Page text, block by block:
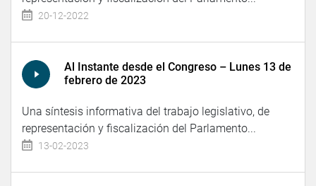
20-12-2022
Al Instante desde el Congreso – Lunes 13 de
febrero de 2023
Una síntesis informativa del trabajo legislativo, de
representación y fiscalización del Parlamento...
13-02-2023